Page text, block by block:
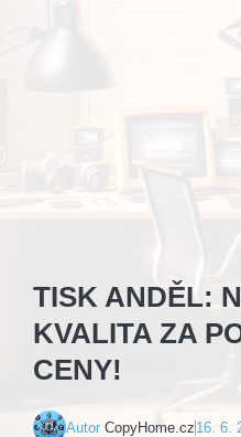
TISK ANDĚL:
KVALITA ZA
CENY!
Autor CopyHome.cz 16. 6.